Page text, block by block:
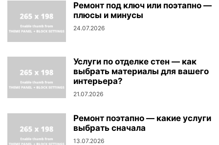
Ремонт под ключ или поэтапно —
плюсы и минусы
24.07.2026
Услуги по отделке стен — как
выбрать материалы для вашего
интерьера?
21.07.2026
Ремонт поэтапно — какие услуги
выбрать сначала
13.07.2026